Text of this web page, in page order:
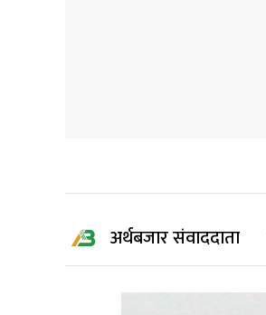
अर्थबजार संवाददाता